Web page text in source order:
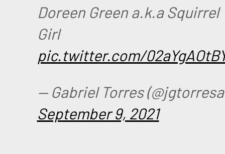
Doreen Green a.k.a Squirrel
Girl
pic.twitter.com/
— Gabriel Torres
September 9, 2021